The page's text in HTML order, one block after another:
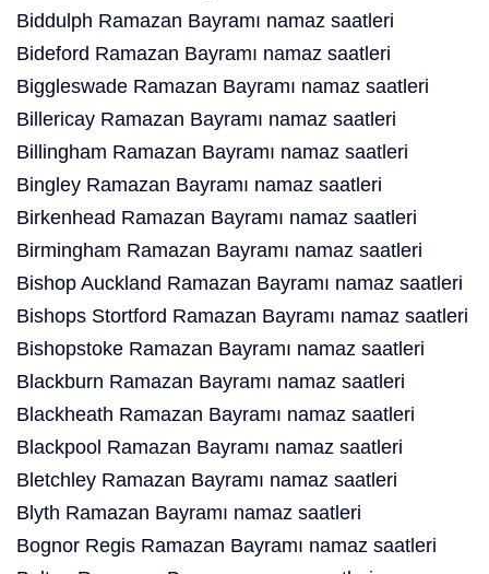
Biddulph Ramazan Bayramı namaz saatleri
Bideford Ramazan Bayramı namaz saatleri
Biggleswade Ramazan Bayramı namaz saatleri
Billericay Ramazan Bayramı namaz saatleri
Billingham Ramazan Bayramı namaz saatleri
Bingley Ramazan Bayramı namaz saatleri
Birkenhead Ramazan Bayramı namaz saatleri
Birmingham Ramazan Bayramı namaz saatleri
Bishop Auckland Ramazan Bayramı namaz saatleri
Bishops Stortford Ramazan Bayramı namaz saatleri
Bishopstoke Ramazan Bayramı namaz saatleri
Blackburn Ramazan Bayramı namaz saatleri
Blackheath Ramazan Bayramı namaz saatleri
Blackpool Ramazan Bayramı namaz saatleri
Bletchley Ramazan Bayramı namaz saatleri
Blyth Ramazan Bayramı namaz saatleri
Bognor Regis Ramazan Bayramı namaz saatleri